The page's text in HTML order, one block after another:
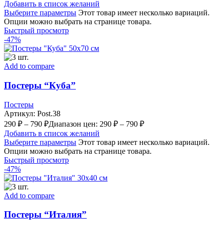
Добавить в список желаний
Выберите параметры Этот товар имеет несколько вариаций.
Опции можно выбрать на странице товара.
Быстрый просмотр
-47%
Add to compare
Постеры “Куба”
Постеры
Артикул: Post.38
290 ₽ – 790 ₽Диапазон цен: 290 ₽ – 790 ₽
Добавить в список желаний
Выберите параметры Этот товар имеет несколько вариаций.
Опции можно выбрать на странице товара.
Быстрый просмотр
-47%
Add to compare
Постеры “Италия”